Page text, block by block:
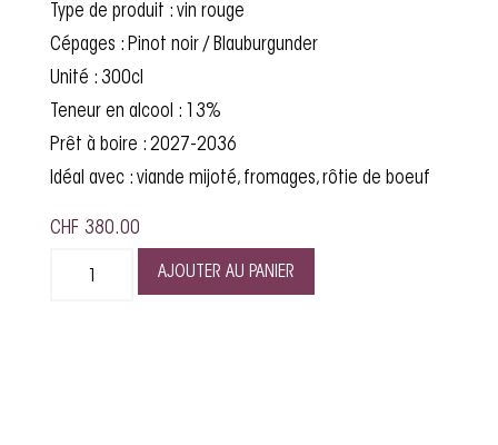
Type de produit : vin rouge
Cépages : Pinot noir / Blauburgunder
Unité : 300cl
Teneur en alcool : 13%
Prêt à boire : 2027-2036
Idéal avec : viande mijoté, fromages, rôtie de boeuf
CHF 380.00
AJOUTER AU PANIER